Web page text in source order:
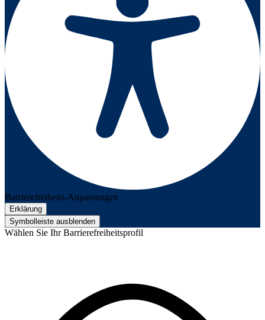
Barrierefreiheits-Anpassungen
Erklärung
Symbolleiste ausblenden
Wählen Sie Ihr Barrierefreiheitsprofil